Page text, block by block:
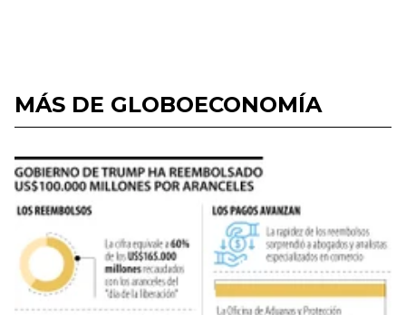
MÁS DE GLOBOECONOMÍA